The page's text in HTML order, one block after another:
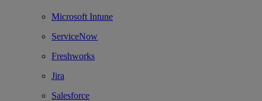
Microsoft Intune
ServiceNow
Freshworks
Jira
Salesforce